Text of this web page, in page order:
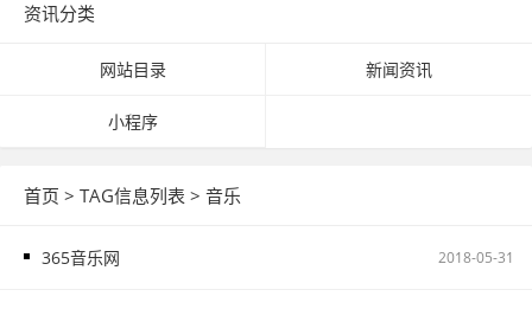
资讯分类
网站目录 新闻资讯
小程序
首页 > TAG信息列表 > 音乐
365音乐网 2018-05-31